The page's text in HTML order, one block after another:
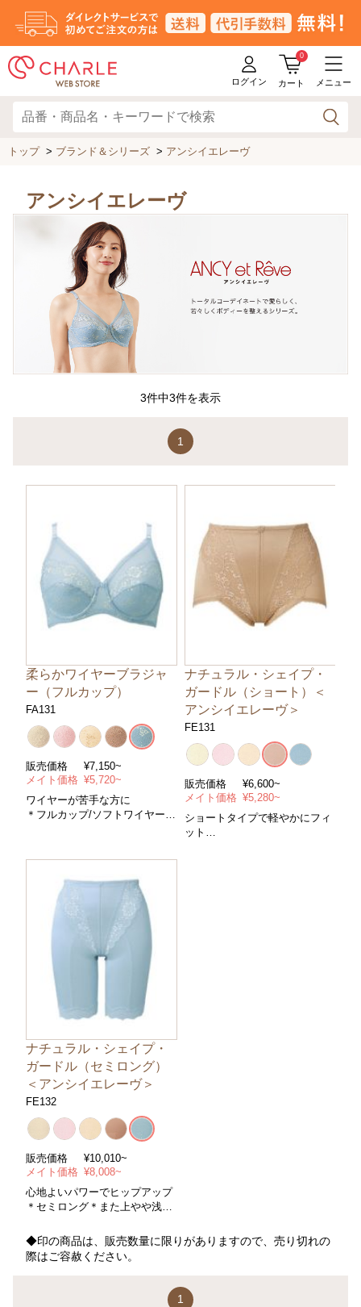
ログイン
0
カート メニュー
トップ> ブランド＆シリーズ > アンシイエレーヴ
アンシイエレーヴ
3件中3件を表示
1
柔らかワイヤーブラジャ
ー（フルカップ）
FA131
販売価格
¥7,150~
メイト価格 ¥5,720~
ワイヤーが苦手な方に
＊フルカップ/ソフトワイヤー＊
～８５cm＊カラー/全５色
ナチュラル・シェイプ・
ガードル（ショート）＜
アンシイエレーヴ＞
FE131
販売価格
¥6,600~
メイト価格 ¥5,280~
ショートタイプで軽やかにフィ
ット
ナチュラル・シェイプ・
ガードル（セミロング）
＜アンシイエレーヴ＞
FE132
販売価格
¥10,010~
メイト価格 ¥8,008~
心地よいパワーでヒップアップ
＊セミロング＊また上やや浅め
サイズ/５８～８２cm ＊カラー/
全５色
◆印の商品は、販売数量に限りがありますので、売り切れの
際はご容赦ください。
1